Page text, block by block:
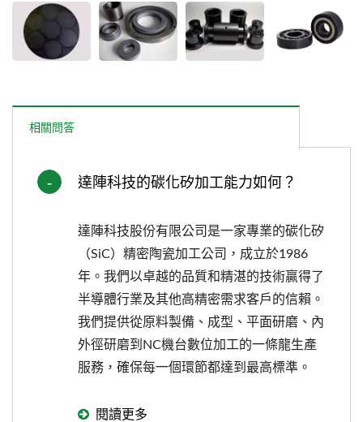
相關問答
達陣科技的碳化矽加工能力如何？
達陣科技股份有限公司是一家專業的碳化矽
（SiC）精密陶瓷加工公司，成立於1986
年。我們以卓越的品質和精湛的技術贏得了
半導體行業及其他高精密需求客戶的信賴。
我們提供從原料製備、成型、平面研磨、內
外徑研磨到NC機台數位加工的一條龍生產
服務，確保每一個環節都達到最高標準。
閱讀更多